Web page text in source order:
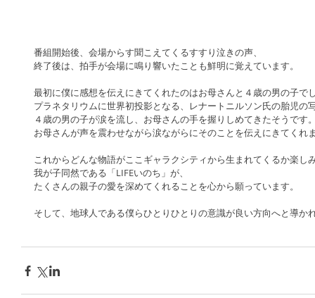
番組開始後、会場からす聞こえてくるすすり泣きの声、
終了後は、拍手が会場に鳴り響いたことも鮮明に覚えています。
最初に僕に感想を伝えにきてくれたのはお母さんと４歳の男の子で
プラネタリウムに世界初投影となる、レナートニルソン氏の胎児の
４歳の男の子が涙を流し、お母さんの手を握りしめてきたそうです
お母さんが声を震わせながら涙ながらにそのことを伝えにきてくれ
これからどんな物語がここギャラクシティから生まれてくるか楽し
我が子同然である「LIFEいのち」が、
たくさんの親子の愛を深めてくれることを心から願っています。
そして、地球人である僕らひとりひとりの意識が良い方向へと導か